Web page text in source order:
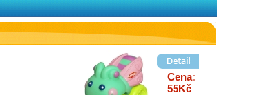
Zpět
6446Donatello-
turtle
Cena:
55Kč